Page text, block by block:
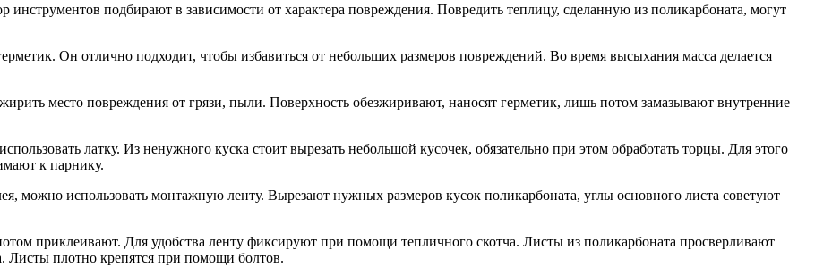
подбирают в зависимости от характера повреждения. Повредить теплицу, сделанную из поликарбоната, могут
Он отлично подходит, чтобы избавиться от небольших размеров повреждений. Во время высыхания масса делается
место повреждения от грязи, пыли. Поверхность обезжиривают, наносят герметик, лишь потом замазывают внутренние
латку. Из ненужного куска стоит вырезать небольшой кусочек, обязательно при этом обработать торцы. Для этого
к парнику.
можно использовать монтажную ленту. Вырезают нужных размеров кусок поликарбоната, углы основного листа советуют
приклеивают. Для удобства ленту фиксируют при помощи тепличного скотча. Листы из поликарбоната просверливают
Листы плотно крепятся при помощи болтов.